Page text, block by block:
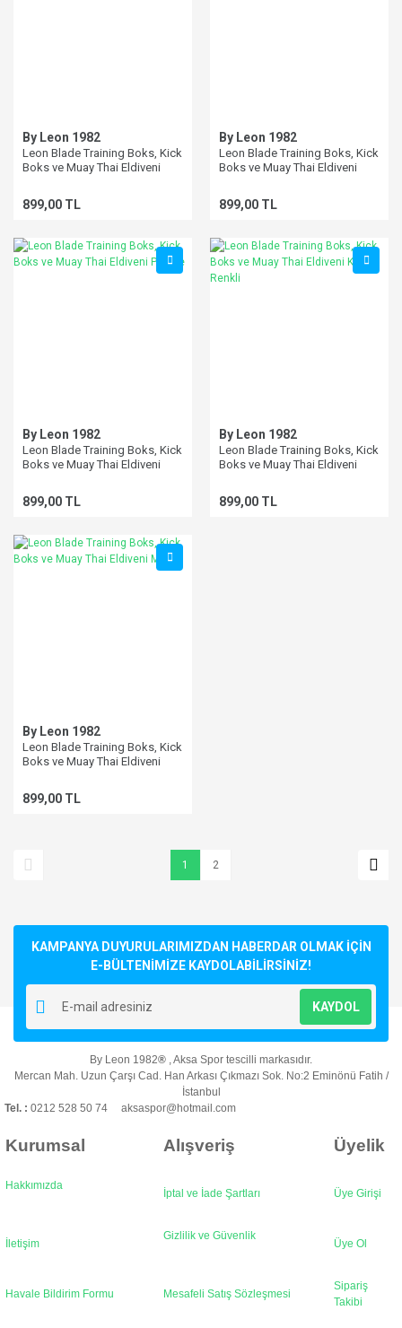
By Leon 1982
Leon Blade Training Boks, Kick
Boks ve Muay Thai Eldiveni
899,00 TL
By Leon 1982
Leon Blade Training Boks, Kick
Boks ve Muay Thai Eldiveni
899,00 TL
By Leon 1982
Leon Blade Training Boks, Kick
Boks ve Muay Thai Eldiveni
899,00 TL
By Leon 1982
Leon Blade Training Boks, Kick
Boks ve Muay Thai Eldiveni
899,00 TL
By Leon 1982
Leon Blade Training Boks, Kick
Boks ve Muay Thai Eldiveni
899,00 TL
1 2
KAMPANYA DUYURULARIMIZDAN HABERDAR OLMAK İÇİN
E-BÜLTENİMİZE KAYDOLABİLİRSİNİZ!
KAYDOL
By Leon 1982® , Aksa Spor tescilli markasıdır.
Mercan Mah. Uzun Çarşı Cad. Han Arkası Çıkmazı Sok. No:2 Eminönü Fatih /
İstanbul
Tel. : 0212 528 50 74 aksaspor@hotmail.com
Kurumsal Alışveriş Üyelik
Hakkımızda
İptal ve İade Şartları Üye Girişi
İletişim
Gizlilik ve Güvenlik
Üye Ol
Havale Bildirim Formu Mesafeli Satış Sözleşmesi
Sipariş
Takibi